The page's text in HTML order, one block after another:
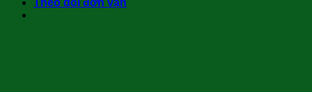
Theo dõi đơn vận